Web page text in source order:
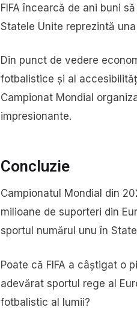
FIFA încearcă de ani buni
Statele Unite reprezintă
Din punct de vedere
fotbalistice și al
Campionat Mondial
impresionante.
Concluzie
Campionatul Mondial din
milioane de suporteri din
sportul numărul unu în
Poate că FIFA a câștigat o
adevărat sportul rege al
fotbalistic al lumii?